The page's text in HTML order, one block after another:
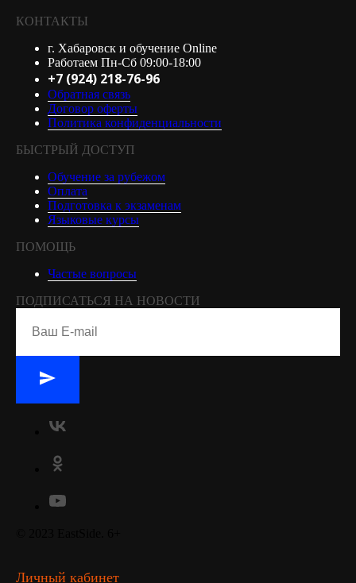
КОНТАКТЫ
г. Хабаровск и обучение Online
Работаем Пн-Сб 09:00-18:00
+7 (924) 218-76-96
Обратная связь
Договор оферты
Политика конфиденциальности
БЫСТРЫЙ ДОСТУП
Обучение за рубежом
Оплата
Подготовка к экзаменам
Языковые курсы
ПОМОЩЬ
Частые вопросы
ПОДПИСАТЬСЯ НА НОВОСТИ
Личный кабинет